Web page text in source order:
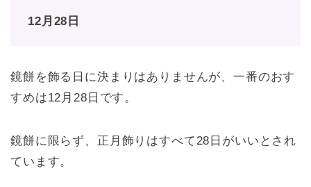
12月28日
鏡餅を飾る日に決まりはありませんが、一番のおす
すめは12月28日です。
鏡餅に限らず、正月飾りはすべて28日がいいとされ
ています。